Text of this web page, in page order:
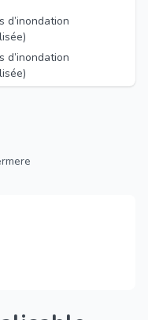
d’inondation
d’inondation